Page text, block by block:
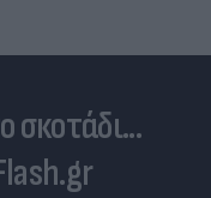
σκοτάδι...